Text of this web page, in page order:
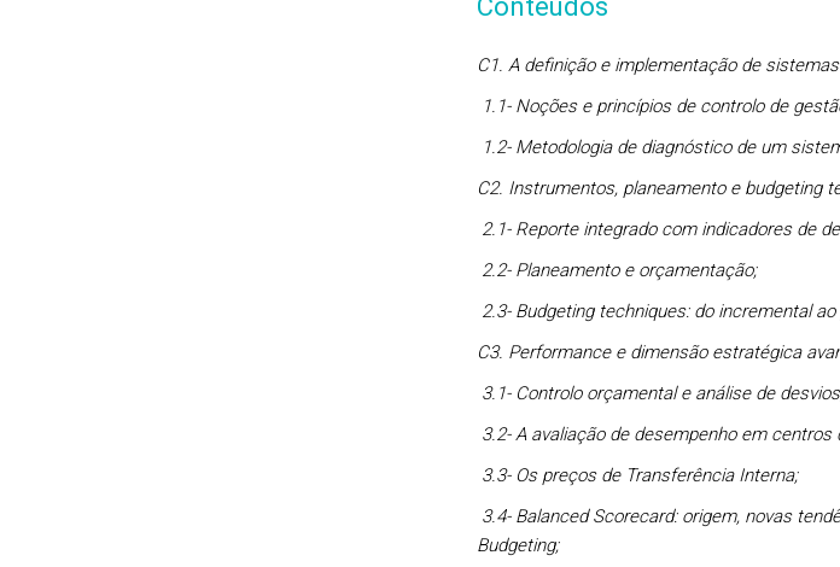
Conteúdos
C1. A definição e implementação de
1.1-Noções e princípios de controlo de
1.2- Metodologia de diagnóstico de um
C2. Instrumentos, planeamento e budgeting
2.1-Reporte integrado com indicadores de
2.2-Planeamento e orçamentação;
2.3-Budgeting techniques: do incremental
C3. Performance e dimensão estratégica
3.1-Controlo orçamental e análise de
3.2-A avaliação de desempenho em centros
3.3-Os preços de Transferência Interna;
3.4-Balanced Scorecard: origem, novas
Budgeting;